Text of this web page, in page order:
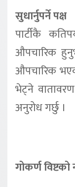
सुधार्नुपर्ने पक्ष
पार्टीकै
औपचारिक
औपचारिक
भेट्ने
अनुरोध गर्छु ।
गोकर्ण